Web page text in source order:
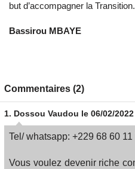
but d’accompagner la Transition.
Bassirou MBAYE
Commentaires (2)
1. Dossou Vaudou le 06/02/
Tel/ whatsapp: +229 68 60 11
Vous voulez devenir riche